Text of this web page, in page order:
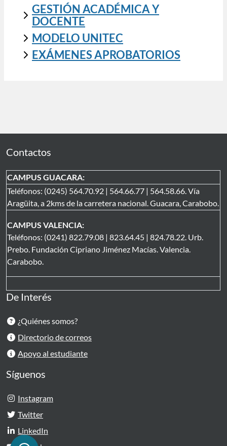
GESTIÓN ACADÉMICA Y
DOCENTE
MODELO UNITEC
EXÁMENES APROBATORIOS
Contactos
CAMPUS GUACARA:
Teléfonos: (0245) 564.70.92 | 564.66.77 | 564.58.66. Vía
Aragüita, a 2kms de la carretera nacional. Guacara, Carabobo.
CAMPUS VALENCIA:
Teléfonos: (0241) 822.79.08 | 823.64.45 | 824.78.22. Urb.
Prebo. Fundación Cipriano Jiménez Macías. Valencia.
Carabobo.
De Interés
¿Quiénes somos?
Directorio de correos
Apoyo al estudiante
Síguenos
Instagram
Twitter
LinkedIn